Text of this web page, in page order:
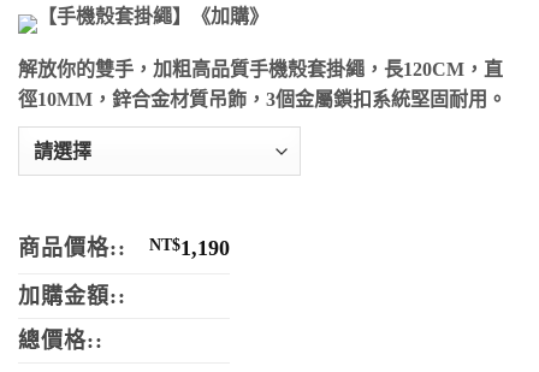
【手機殼套掛繩】《加購》
解放你的雙手，加粗高品質手機殼套掛繩，長120CM，直
徑10MM，鋅合金材質吊飾，3個金屬鎖扣系統堅固耐用。
商品價格:: NT$1,190
加購金額::
總價格::